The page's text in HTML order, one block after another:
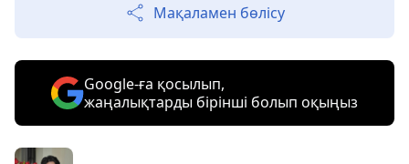
Мақаламен бөлісу
Google-ға қосылып,
жаңалықтарды бірінші болып оқыңыз